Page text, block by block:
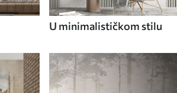
U minimalističkom stilu